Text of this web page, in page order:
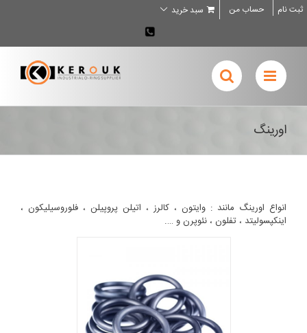
Skip
to
ثبت نام حساب من سبد خرید
02636707898
اورینگ
انواع اورینگ مانند : وایتون ، کالرز ، اتیلن پروپیلن ، فلوروسیلیکون ،
اینکپسولیتد ، تفلون ، نئوپرن و ….